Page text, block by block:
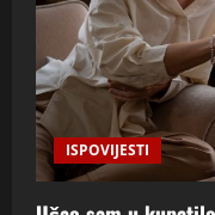
ISPOVIJESTI